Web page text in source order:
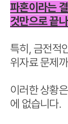
파혼이라는
것만으로 끝
특히, 금전적
위자료 문제
이러한 상황
에 없습니다.